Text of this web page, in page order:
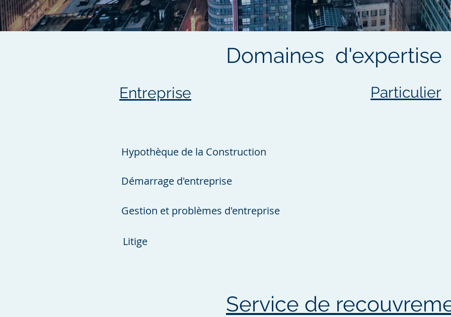
Domaines d'expertise
Entreprise
Hypothèque de la Construction
Démarrage d'entreprise
Gestion et problèmes d'entreprise
Litige
Particulier
Service de